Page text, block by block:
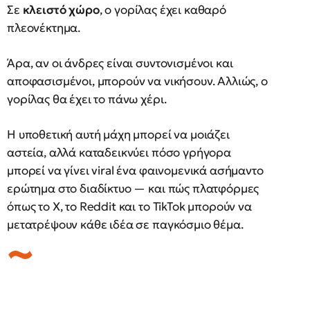
Σε κλειστό χώρο, ο γορίλας έχει καθαρό
πλεονέκτημα.
Άρα, αν οι άνδρες είναι συντονισμένοι και
αποφασισμένοι, μπορούν να νικήσουν. Αλλιώς, ο
γορίλας θα έχει το πάνω χέρι.
Η υποθετική αυτή μάχη μπορεί να μοιάζει
αστεία, αλλά καταδεικνύει πόσο γρήγορα
μπορεί να γίνει viral ένα φαινομενικά ασήμαντο
ερώτημα στο διαδίκτυο — και πώς πλατφόρμες
όπως το X, το Reddit και το TikTok μπορούν να
μετατρέψουν κάθε ιδέα σε παγκόσμιο θέμα.